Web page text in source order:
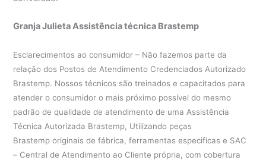
Granja Julieta Assistência técnica Brastemp
Esclarecimentos ao consumidor – Não fazemos parte da
relação dos Postos de Atendimento Credenciados Autorizado
Brastemp. Nossos técnicos são treinados e capacitados para
atender o consumidor o mais próximo possível do mesmo
padrão de qualidade de atendimento de uma Assistência
Técnica Autorizada Brastemp, Utilizando peças
Brastemp originais de fábrica, ferramentas especificas e SAC
– Central de Atendimento ao Cliente própria, com cobertura